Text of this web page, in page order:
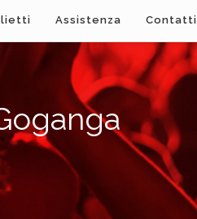
Assistenza Contatti